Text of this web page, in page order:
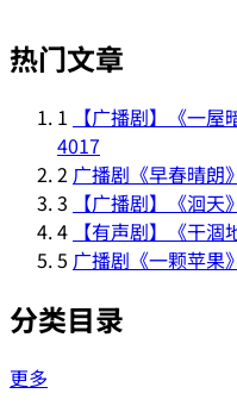
热门文章
1
【广播剧】《一
4017
2 广播剧《早春晴朗
3
【广播剧】《洄
4 【有声剧】《干
5 广播剧《一颗苹果
分类目录
更多